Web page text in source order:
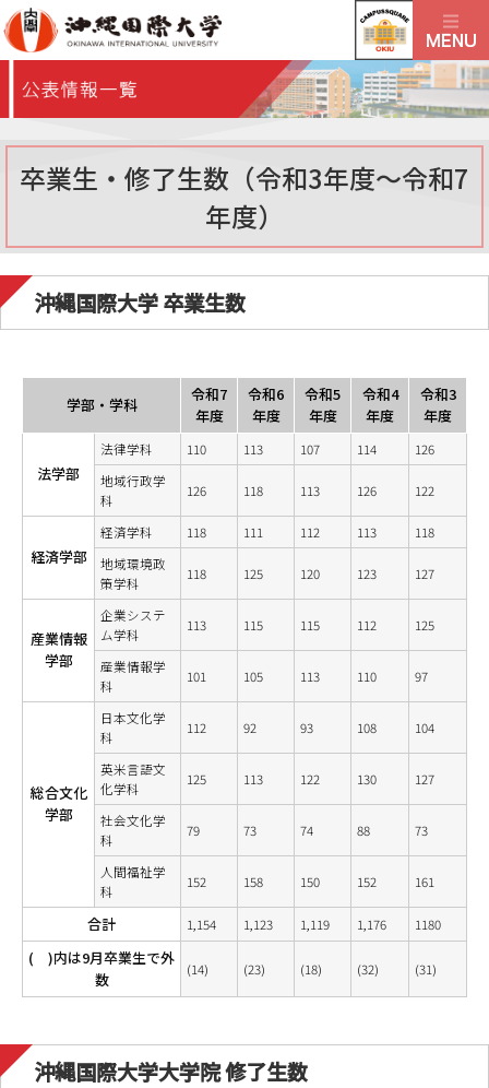
卒業生・修了生数（令和3年度～令和7
年度）
沖縄国際大学 卒業生数
学部・学科
令和7
年度
令和6
年度
令和5
年度
令和4
年度
令和3
年度
法学部
法律学科 110 113 107 114
126
地域行政学
科
126 118 113 126 122
経済学部
経済学科 118 111 112 113
118
地域環境政
策学科
118 125 120 123 127
産業情報
学部
企業システ
ム学科
113 115 115 112 125
産業情報学
科
101 105 113 110 97
総合文化
学部
日本文化学
科
112 92 93 108 104
英米言語文
化学科
125 113 122 130 127
社会文化学
科
79 73 74 88 73
人間福祉学
科
152 158 150 152 161
合計 1,154 1,123 1,119 1,176 1180
( )内は9月卒業生で外
数
(14) (23) (18) (32) (31)
沖縄国際大学大学院 修了生数